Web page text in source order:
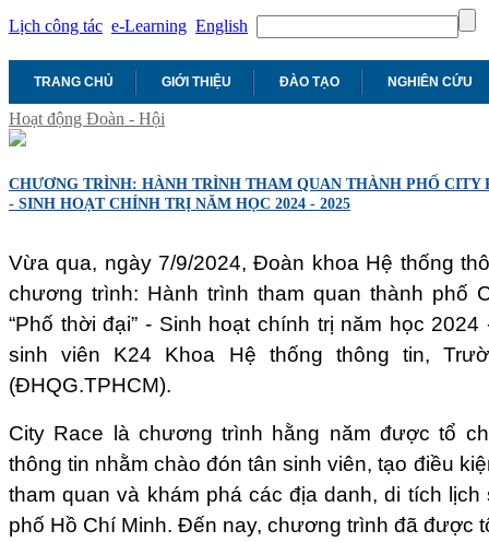
Lịch công tác e-Learning English
TRANG CHỦ GIỚI THIỆU ĐÀO TẠO NGHIÊN CỨU
Hoạt động Đoàn - Hội
CHƯƠNG TRÌNH: HÀNH TRÌNH THAM QUAN THÀNH PHỐ CITY
- SINH HOẠT CHÍNH TRỊ NĂM HỌC 2024 - 2025
Vừa qua, ngày 7/9/2024, Đoàn khoa Hệ thống
chương trình: Hành trình tham quan thành phố
“Phố thời đại” - Sinh hoạt chính trị năm học
sinh viên K24 Khoa Hệ thống thông tin,
(ĐHQG.TPHCM).
City Race là chương trình hằng năm được tổ
thông tin nhằm chào đón tân sinh viên, tạo điều
tham quan và khám phá các địa danh, di tích
phố Hồ Chí Minh. Đến nay, chương trình đã được